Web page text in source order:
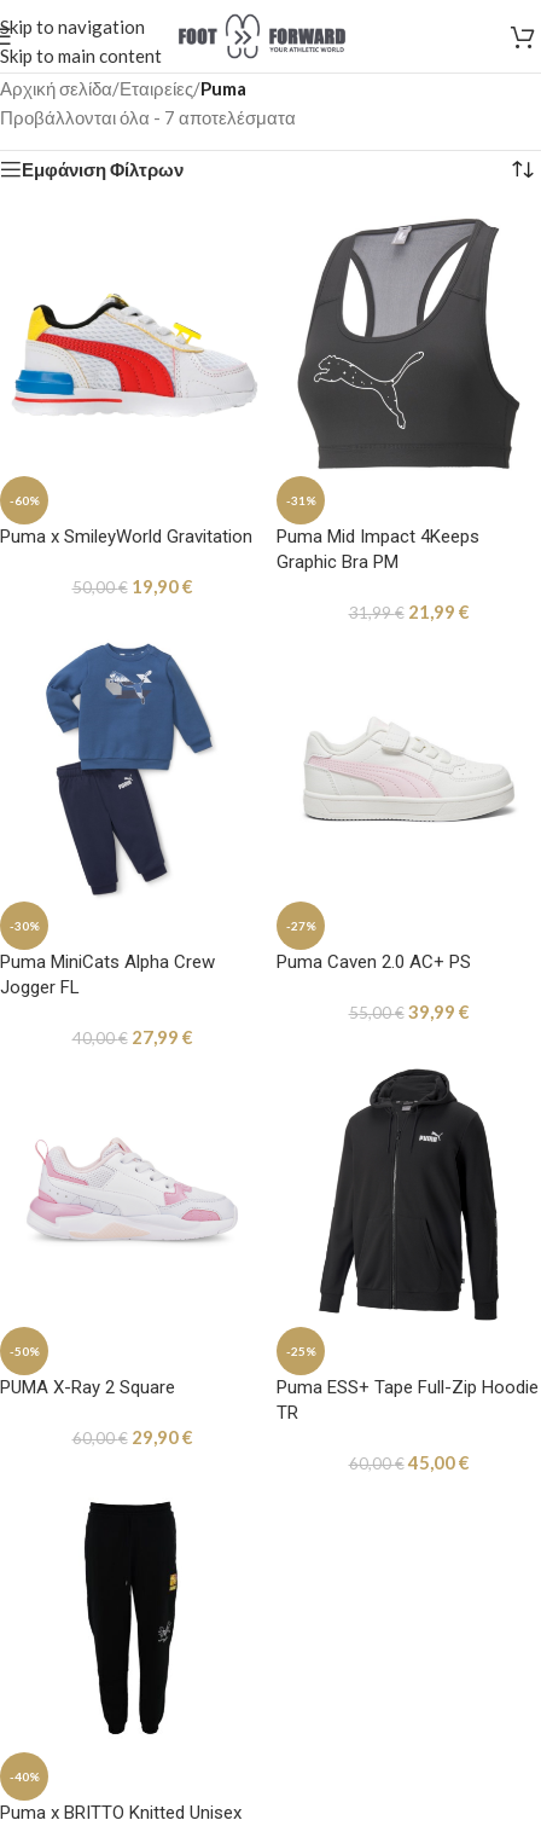
Skip to navigation
Skip to main content
Αρχική σελίδα/Εταιρείες/Puma
Προβάλλονται όλα - 7 αποτελέσματα
Εμφάνιση Φίλτρων
-60%
Puma x SmileyWorld Gravitation
50,00€ 19,90€
-31%
Puma Mid Impact 4Keeps
Graphic Bra PM
31,99€ 21,99 €
-30%
Puma MiniCats Alpha Crew
Jogger FL
40,00€ 27,99 €
-27%
Puma Caven 2.0 AC+ PS
55,00€ 39,99 €
-50%
PUMA X-Ray 2 Square
60,00€ 29,90€
-25%
Puma ESS+ Tape Full-Zip Hoodie
TR
60,00€45,00€
-40%
Puma x BRITTO Knitted Unisex